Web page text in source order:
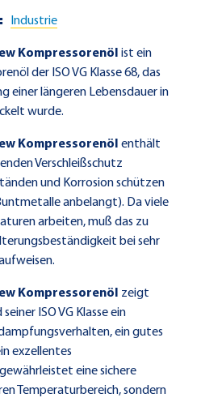
Industrie
Kompressorenöl ist ein
der ISO VG Klasse 68, das
einer längeren Lebensdauer in
wurde.
Kompressorenöl enthält
Verschleißschutz
und Korrosion schützen
anbelangt). Da viele
arbeiten, muß das zu
bei sehr
Kompressorenöl zeigt
ISO VG Klasse ein
ein gutes
exzellentes
eine sichere
Temperaturbereich, sondern